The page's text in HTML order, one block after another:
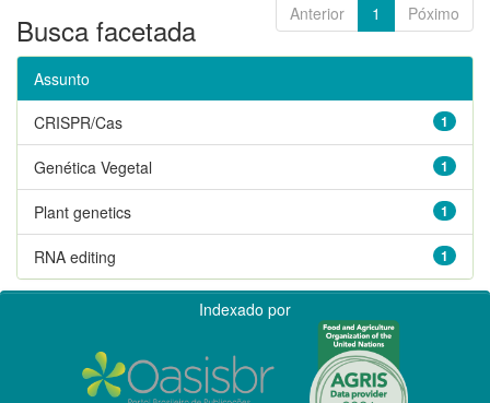
Anterior 1 Póximo
Busca facetada
Assunto
1
CRISPR/Cas
1
Genética Vegetal
1
Plant genetics
1
RNA editing
Indexado por